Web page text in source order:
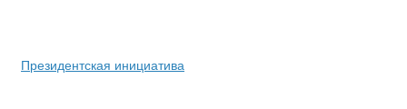
Президентская инициатива